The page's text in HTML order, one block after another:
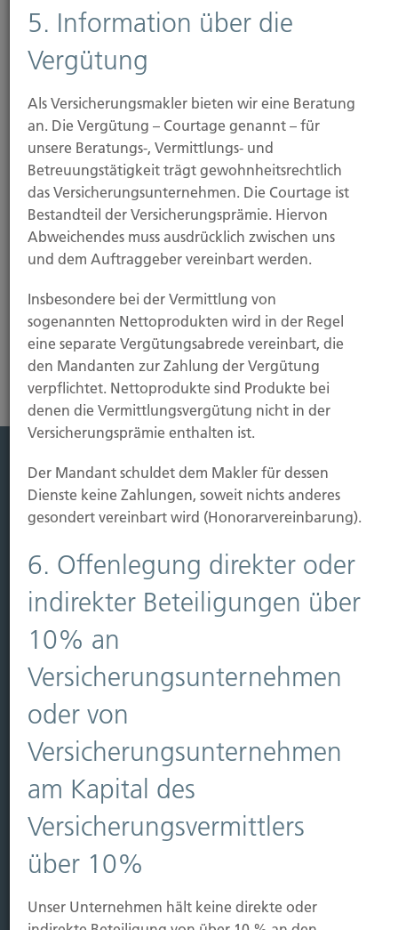
Schaden
Leistung
Leben
Sichern
Immobilien Vers.
Kauf Grundstück
Baufertigstellung/Hauskauf
Einzug/Vermietung
Schaden
Hubert Brück KG| Inhaber: Dipl. Ökonom Johannes
Brück | Kapellstraße 2 | 40479 Düsseldorf
0211-490066 |Fax:
brueck@brueckkg.de
Kontaktformular
5. Information über die
Vergütung
Als Versicherungsmakler bieten wir eine Beratung
an. Die Vergütung – Courtage genannt – für
unsere Beratungs-, Vermittlungs- und
Betreuungstätigkeit trägt gewohnheitsrechtlich
das Versicherungsunternehmen. Die Courtage ist
Bestandteil der Versicherungsprämie. Hiervon
Abweichendes muss ausdrücklich zwischen uns
und dem Auftraggeber vereinbart werden.
Insbesondere bei der Vermittlung von
sogenannten Nettoprodukten wird in der Regel
eine separate Vergütungsabrede vereinbart, die
den Mandanten zur Zahlung der Vergütung
verpflichtet. Nettoprodukte sind Produkte bei
denen die Vermittlungsvergütung nicht in der
Versicherungsprämie enthalten ist.
Der Mandant schuldet dem Makler für dessen
Dienste keine Zahlungen, soweit nichts anderes
gesondert vereinbart wird (Honorarvereinbarung).
6. Offenlegung direkter oder
indirekter Beteiligungen über
10% an
Versicherungsunternehmen
oder von
Versicherungsunternehmen
am Kapital des
Versicherungsvermittlers
über 10%
Unser Unternehmen hält keine direkte oder